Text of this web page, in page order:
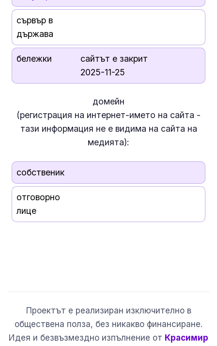
сървър в
държава
бележки
сайтът е закрит
2025-11-25
домейн
(регистрация на интернет-името на сайта -
тази информация не евидима на сайта на
медията):
собственик
отговорно
лице
Проектът е реализиран изключително в
обществена полза, без никакво финансиране.
Идея и безвъзмездно изпълнение от Красимир